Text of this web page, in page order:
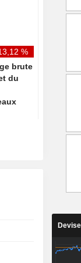
%
brute
du
par la